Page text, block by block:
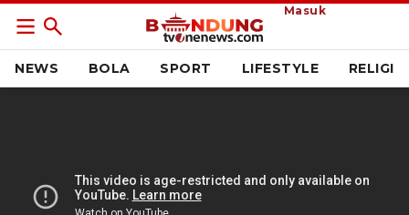
Masuk
NEWS BOLA SPORT LIFESTYLE RELIGI